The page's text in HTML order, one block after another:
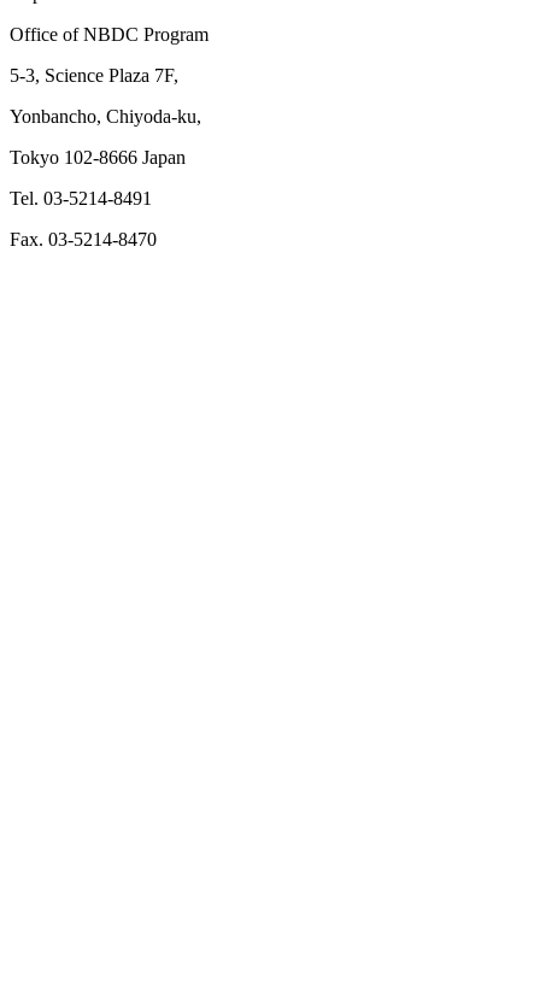
Office of NBDC Program
5-3, Science Plaza 7F,
Yonbancho, Chiyoda-ku,
Tokyo 102-8666 Japan
Tel. 03-5214-8491
Fax. 03-5214-8470